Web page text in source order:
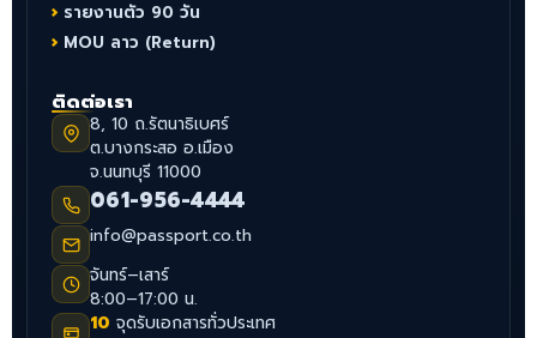
รายงานตัว 90 วัน
MOU ลาว (Return)
ติดต่อเรา
8, 10 ถ.รัตนาธิเบศร์
ต.บางกระสอ อ.เมือง
จ.นนทบุรี 11000
061-956-4444
info@passport.co.th
จันทร์–เสาร์
8:00–17:00 น.
10 จุดรับเอกสารทั่วประเทศ